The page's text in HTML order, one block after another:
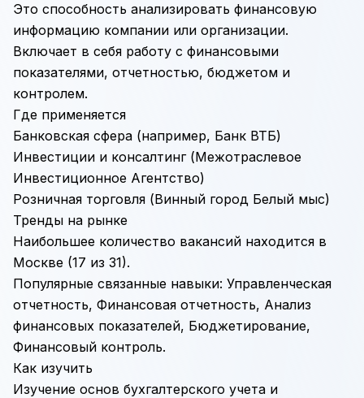
Это способность анализировать финансовую
информацию компании или организации.
Включает в себя работу с финансовыми
показателями, отчетностью, бюджетом и
контролем.
Где применяется
Банковская сфера (например, Банк ВТБ)
Инвестиции и консалтинг (Межотраслевое
Инвестиционное Агентство)
Розничная торговля (Винный город Белый мыс)
Тренды на рынке
Наибольшее количество вакансий находится в
Москве (17 из 31).
Популярные связанные навыки: Управленческая
отчетность, Финансовая отчетность, Анализ
финансовых показателей, Бюджетирование,
Финансовый контроль.
Как изучить
Изучение основ бухгалтерского учета и